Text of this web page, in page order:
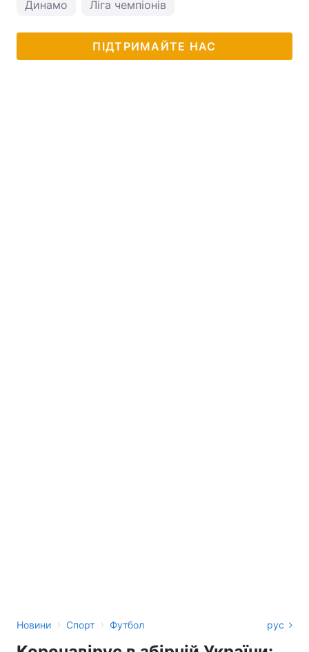
Динамо Ліга чемпіонів
ПІДТРИМАЙТЕ НАС
Новини › Спорт › Футбол рус